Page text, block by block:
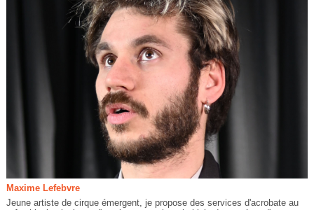
Maxime Lefebvre
Jeune artiste de cirque émergent, je propose des services d'acrobate au